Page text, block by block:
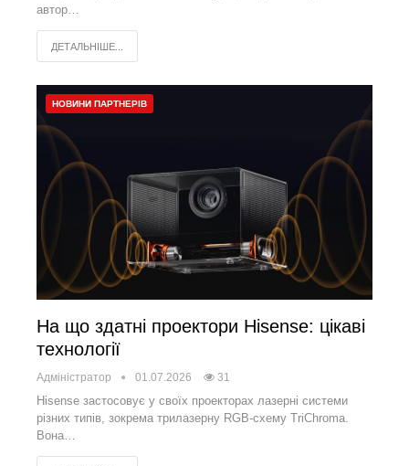
автор…
ДЕТАЛЬНІШЕ...
НОВИНИ ПАРТНЕРІВ
На що здатні проектори Hisense: цікаві
технології
Адміністратор 01.07.2026 31
Hisense застосовує у своїх проекторах лазерні системи
різних типів, зокрема трилазерну RGB-схему TriChroma.
Вона…